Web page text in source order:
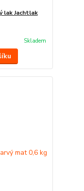
lak Jachtlak
Skladem